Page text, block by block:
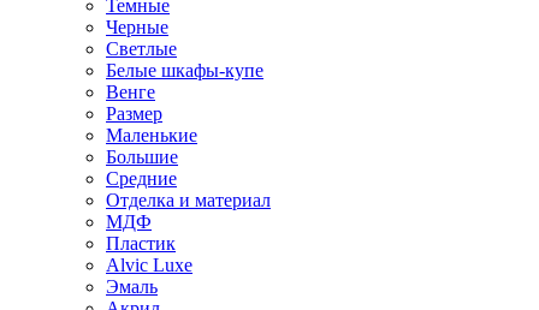
Темные
Черные
Светлые
Белые шкафы-купе
Венге
Размер
Маленькие
Большие
Средние
Отделка и материал
МДФ
Пластик
Alvic Luxe
Эмаль